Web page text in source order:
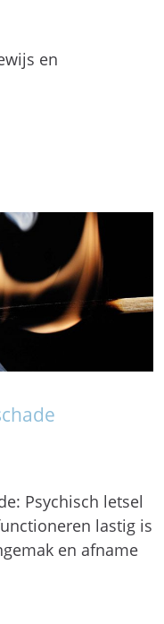
en
Psychisch letsel
lastig is
en afname